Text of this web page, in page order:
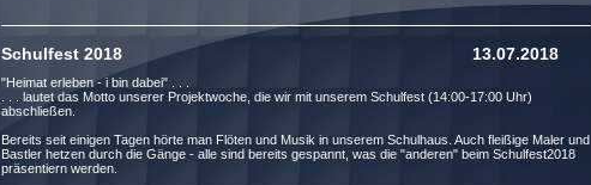
Schulfest 2018 13.07.2018
"Heimat erleben - i bin dabei" . . .
. . . lautet das Motto unserer Projektwoche, die wir mit unserem Schulfest (14:00-17:00 Uhr)
abschließen.
Bereits seit einigen Tagen hörte man Flöten und Musik in unserem Schulhaus. Auch fleißige Maler und
Bastler hetzen durch die Gänge - alle sind bereits gespannt, was die "anderen" beim Schulfest2018
präsentiern werden.